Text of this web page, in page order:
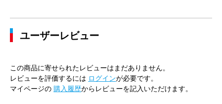
ユーザーレビュー
この商品に寄せられたレビューはまだありません。
レビューを評価するには ログインが必要です。
マイページの 購入履歴からレビューを記入いただけます。